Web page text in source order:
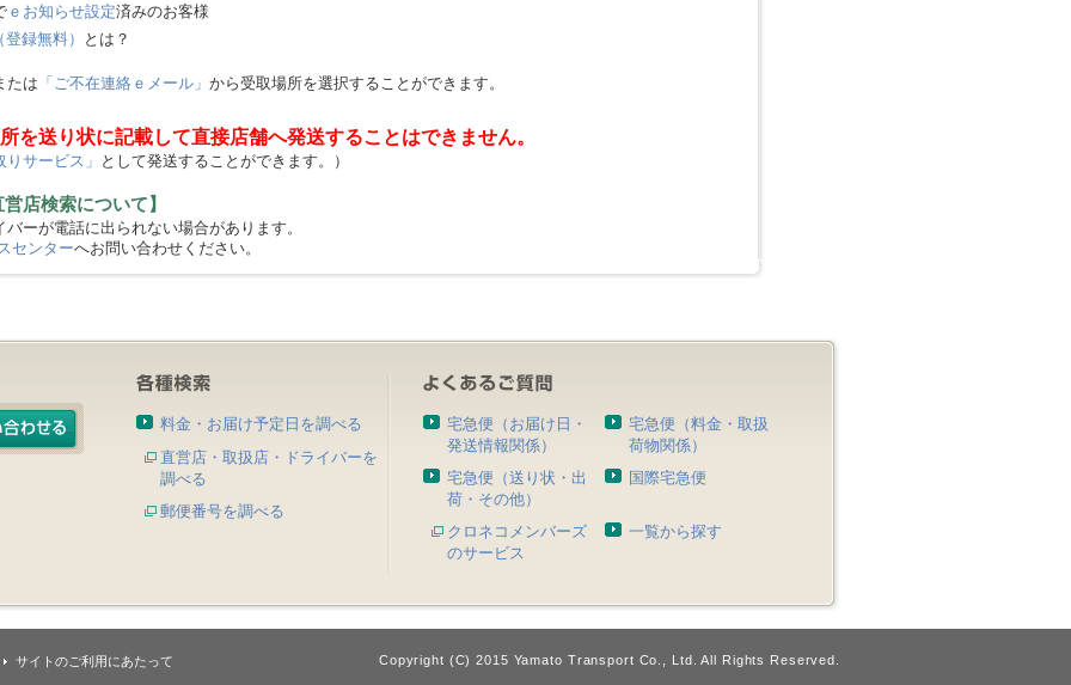
ｅお知らせ設定済みのお客様
録無料）
とは？
たは 「ご不在連絡ｅメール」 から受取場所を選択することができます。
を送り状に記載して直接店舗へ発送することはできません。
サービス」 として発送することができます。）
店検索について】
ーが電話に出られない場合があります。
センターへお問い合わせください。
料金・お届け予定日を調べる
直営店・取扱店・ドライバーを
調べる
郵便番号を調べる
宅急便（お届け日・
発送情報関係）
宅急便（料金・取扱
荷物関係）
宅急便（送り状・出
荷・その他）
国際宅急便
クロネコメンバーズ
のサービス
一覧から探す
サイトのご利用にあたって Copyright (C) 2015 Yamato Transport Co., Ltd. All Rights Reserved.